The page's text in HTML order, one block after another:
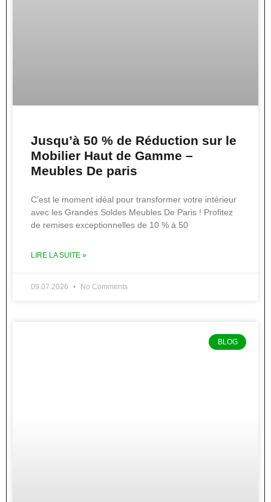
Jusqu’à 50 % de Réduction sur le
Mobilier Haut de Gamme –
Meubles De paris
C’est le moment idéal pour transformer votre intérieur
avec les Grandes Soldes Meubles De Paris ! Profitez
de remises exceptionnelles de 10 % à 50
LIRE LA SUITE »
09.07.2026 No Comments
BLOG